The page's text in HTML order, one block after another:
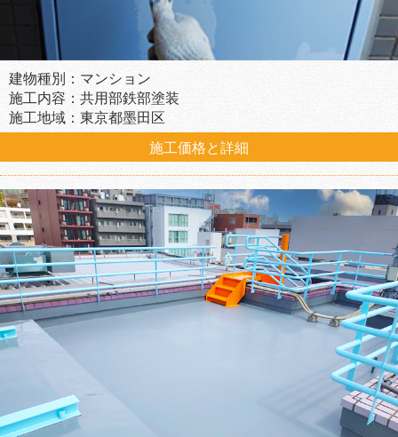
建物種別：マンション
施工内容：共用部鉄部塗装
施工地域：東京都墨田区
施工価格と詳細